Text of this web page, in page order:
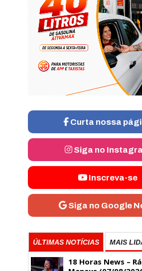
Curta nossa
Siga no
Inscreva-se
Siga no Google
ÚLTIMAS NOTÍCIAS MAIS
18 Horas News​​​​​​​​​​​​ –